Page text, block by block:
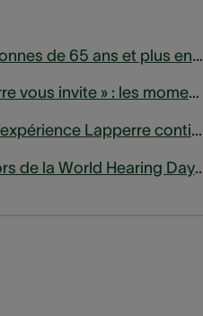
Davantage de personnes de 65 ans et plus entrent en ligne de compte pour un remboursement des appareils auditifs
Retour sur « Lapperre vous invite » : les moments forts de notre session d'experts sur les acouphènes
World of Hearing : l’expérience Lapperre continue de s’étendre, jusqu’en Wallonie.
Lapperre présent lors de la World